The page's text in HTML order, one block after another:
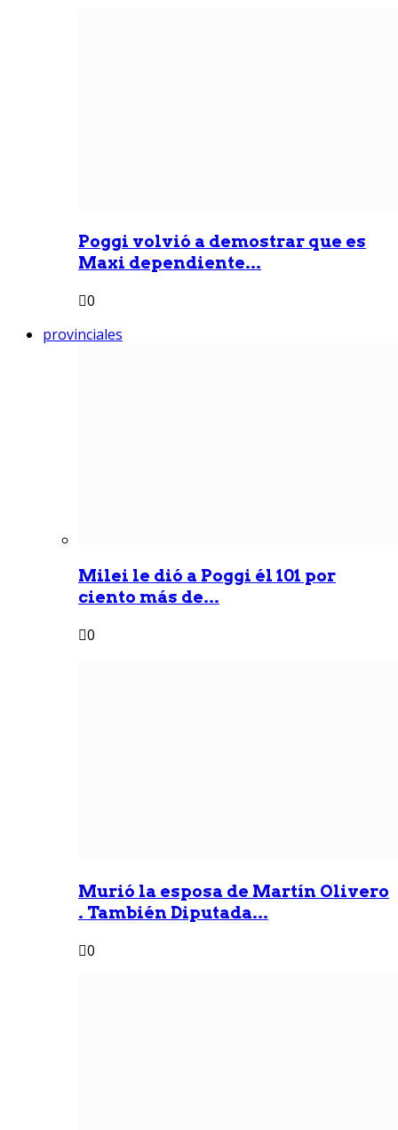
Poggi volvió a demostrar que es
Maxi dependiente...
0
provinciales
Milei le dió a Poggi él 101 por
ciento más de...
0
Murió la esposa de Martín Olivero
. También Diputada...
0